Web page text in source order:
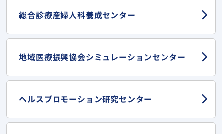
総合診療産婦人科養成センター
地域医療振興協会シミュレーションセンター
ヘルスプロモーション研究センター